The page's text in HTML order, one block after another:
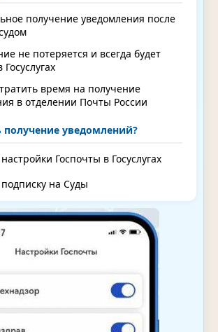
получение уведомления после
не потеряется и всегда будет
время на получение
в отделении Почты России
получение уведомлений?
Госпочты в Госуслугах
на Суды